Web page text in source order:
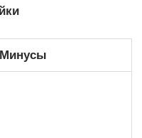
Минусы